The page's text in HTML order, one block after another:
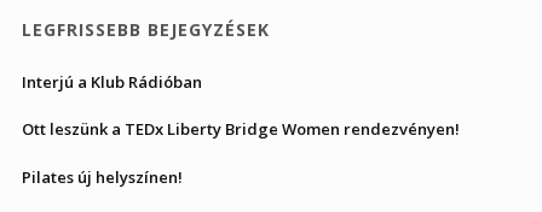
LEGFRISSEBB BEJEGYZÉSEK
Interjú a Klub Rádióban
Ott leszünk a TEDx Liberty Bridge Women rendezvényen!
Pilates új helyszínen!